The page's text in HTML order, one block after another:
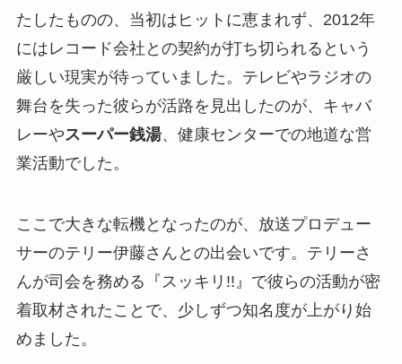
たしたものの、当初はヒットに恵まれず、2012年
にはレコード会社との契約が打ち切られるという
厳しい現実が待っていました。テレビやラジオの
舞台を失った彼らが活路を見出したのが、キャバ
レーやスーパー銭湯、健康センターでの地道な営
業活動でした。
ここで大きな転機となったのが、放送プロデュー
サーのテリー伊藤さんとの出会いです。テリーさ
んが司会を務める『スッキリ!!』で彼らの活動が密
着取材されたことで、少しずつ知名度が上がり始
めました。